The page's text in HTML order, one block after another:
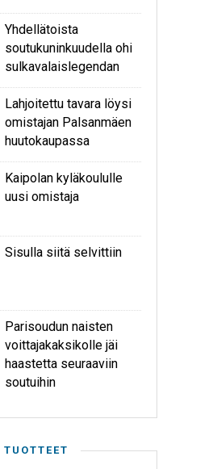
Yhdellätoista
soutukuninkuudella ohi
sulkavalaislegendan
Lahjoitettu tavara löysi
omistajan Palsanmäen
huutokaupassa
Kaipolan kyläkoululle
uusi omistaja
Sisulla siitä selvittiin
Parisoudun naisten
voittajakaksikolle jäi
haastetta seuraaviin
soutuihin
TUOTTEET